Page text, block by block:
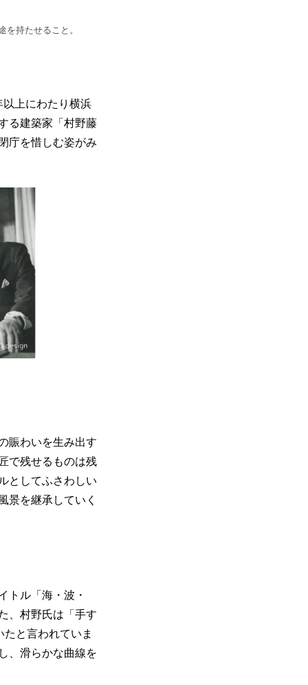
持たせること。
以上にわたり横浜
る建築家「村野藤
庁を惜しむ姿がみ
賑わいを生み出す
で残せるものは残
としてふさわしい
景を継承していく
トル「海・波・
、村野氏は「手す
と言われていま
、滑らかな曲線を